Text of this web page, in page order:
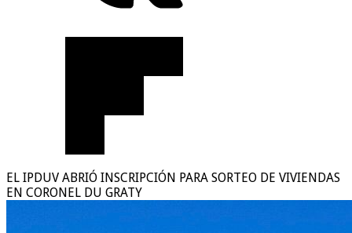
EL IPDUV ABRIÓ INSCRIPCIÓN PARA SORTEO DE VIVIENDAS
EN CORONEL DU GRATY